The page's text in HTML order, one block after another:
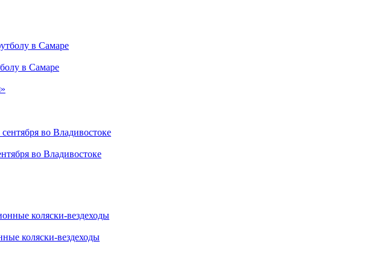
в Самаре
во Владивостоке
коляски-вездеходы